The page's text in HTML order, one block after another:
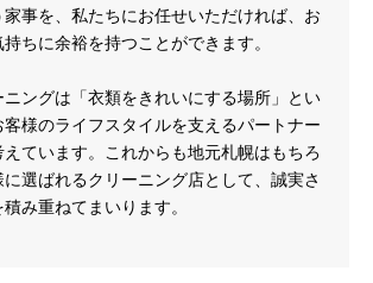
家事を、私たちにお任せいただければ、お
ちに余裕を持つことができます。
ングは「衣類をきれいにする場所」とい
様のライフスタイルを支えるパートナー
ています。これからも地元札幌はもちろ
選ばれるクリーニング店として、誠実さ
み重ねてまいります。